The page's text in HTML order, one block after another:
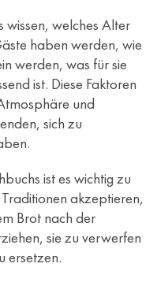
wissen, welches Alter
haben werden, wie
werden, was für sie
ist. Diese Faktoren
und
sich zu
ist es wichtig zu
akzeptieren,
Brot nach der
sie zu verwerfen
ersetzen.